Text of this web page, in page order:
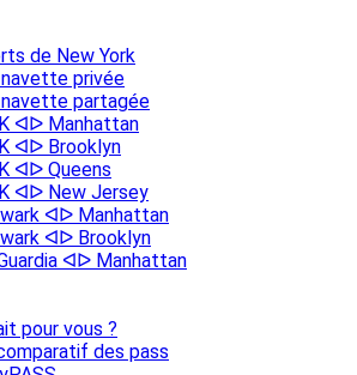
de New York
privée
partagée
ᐊᐅ Manhattan
ᐊᐅ Brooklyn
ᐊᐅ Queens
ᐊᐅ New Jersey
ᐊᐅ Manhattan
ᐊᐅ Brooklyn
ᐊᐅ Manhattan
pour vous ?
des pass